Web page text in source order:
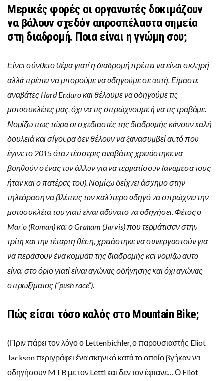
Μερικές φορές οι οργανωτές δοκιμάζουν
να βάλουν σχεδόν απροσπέλαστα σημεία
στη διαδρομή. Ποια είναι η γνώμη σου;
Είναι σύνθετο θέμα γιατί η διαδρομή πρέπει να είναι σκληρή
αλλά πρέπει να μπορούμε να οδηγούμε σε αυτή. Είμαστε
αναβάτες Hard Enduro και θέλουμε να οδηγούμε τις
μοτοσυκλέτες μας, όχι να τις σπρώχνουμε ή να τις τραβάμε.
Νομίζω πως τώρα οι σχεδιαστές της διαδρομής κάνουν καλή
δουλειά και σίγουρα δεν θέλουν να ξανασυμβεί αυτό που
έγινε το 2015 όταν τέσσερις αναβάτες χρειάστηκε να
βοηθούν ο ένας τον άλλον για να τερματίσουν (ανάμεσα τους
ήταν και ο πατέρας του). Νομίζω δείχνει άσχημο στην
τηλεόραση να βλέπεις τον καλύτερο οδηγό να σπρώχνει την
μοτοσυκλέτα του γιατί είναι αδύνατο να οδηγήσει. Φέτος ο
Mario (Roman) και ο Graham (Jarvis) που τερμάτισαν στην
τρίτη και την τέταρτη θέση, χρειάστηκε να συνεργαστούν για
να περάσουν ένα κομμάτι της διαδρομής και νομίζω αυτό
είναι στο όριο γιατί είναι αγώνας οδήγησης και όχι αγώνας
σπρωξίματος (“push race”).
Πώς είσαι τόσο καλός στο Mountain Bike;
(Πριν πάρει τον λόγο ο Lettenbichler, ο παρουσιαστής Eliot
Jackson περιγράφει ένα σκηνικό κατά το οποίο βγήκαν να
οδηγήσουν MTB με τον Letti και δεν τον έφτανε… Ο Eliot